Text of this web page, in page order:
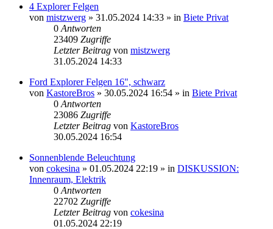
4 Explorer Felgen
von mistzwerg » 31.05.2024 14:33 » in Biete Privat
0 Antworten
23409 Zugriffe
Letzter Beitrag von mistzwerg
31.05.2024 14:33
Ford Explorer Felgen 16", schwarz
von KastoreBros » 30.05.2024 16:54 » in Biete Privat
0 Antworten
23086 Zugriffe
Letzter Beitrag von KastoreBros
30.05.2024 16:54
Sonnenblende Beleuchtung
von cokesina » 01.05.2024 22:19 » in DISKUSSION:
Innenraum, Elektrik
0 Antworten
22702 Zugriffe
Letzter Beitrag von cokesina
01.05.2024 22:19